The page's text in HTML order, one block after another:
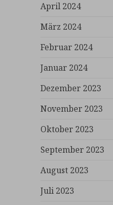
April 2024
März 2024
Februar 2024
Januar 2024
Dezember 2023
November 2023
Oktober 2023
September 2023
August 2023
Juli 2023